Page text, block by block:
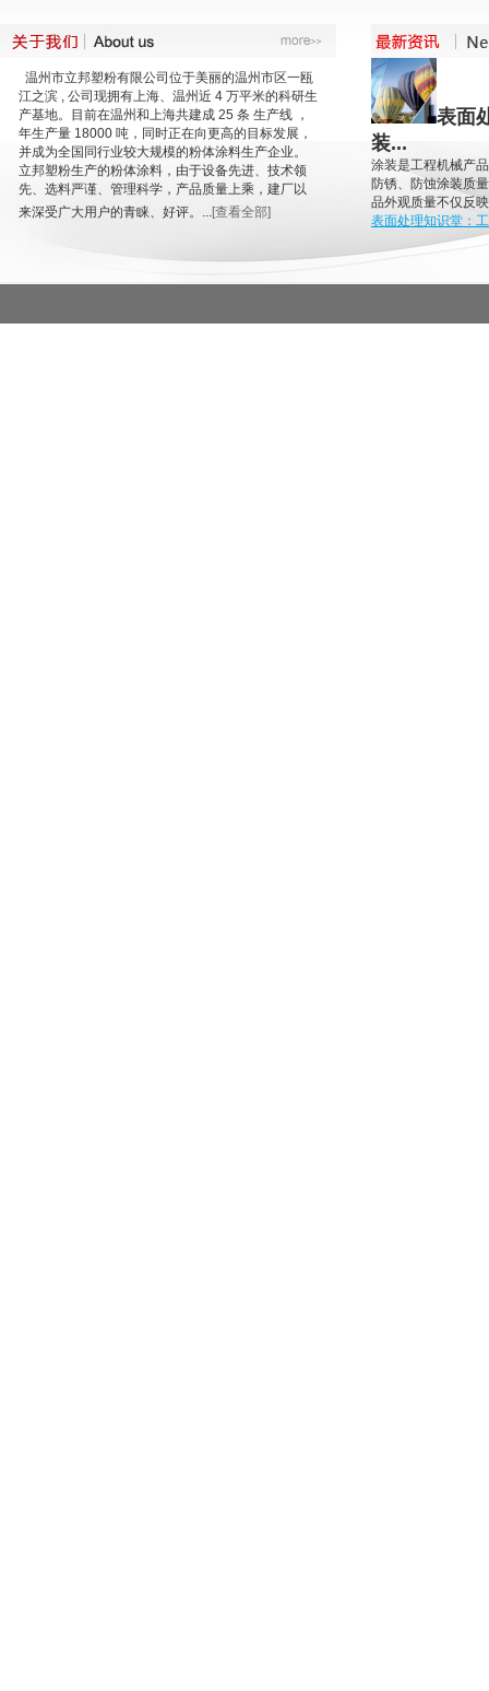
温州市立邦塑粉有限公司位于美丽的温州市区一瓯
江之滨 , 公司现拥有上海、温州近 4 万平米的科研生
产基地。目前在温州和上海共建成 25 条 生产线 ，
年生产量 18000 吨，同时正在向更高的目标发展，
并成为全国同行业较大规模的粉体涂料生产企业。
立邦塑粉生产的粉体涂料，由于设备先进、技术领
先、选料严谨、管理科学，产品质量上乘，建厂以
来深受广大用户的青睐、好评。...[查看全部]
表面
装...
涂装是工程机械产
防锈、防蚀涂装质
品外观质量不仅反
表面处理知识堂：